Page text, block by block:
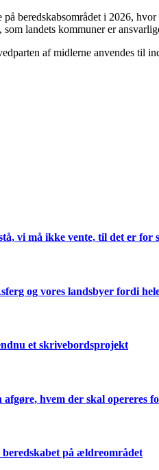
beredskabsområdet i 2026,
landets kommuner er
af midlerne anvendes til
vi må ikke vente, til det er for
og vores landsbyer fordi
et skrivebordsprojekt
hvem der skal opereres
på ældreområdet